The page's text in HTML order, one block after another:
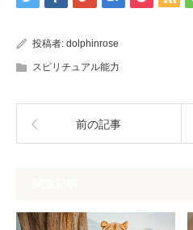
投稿者: dolphinrose
スピリチュアル能力
前の記事